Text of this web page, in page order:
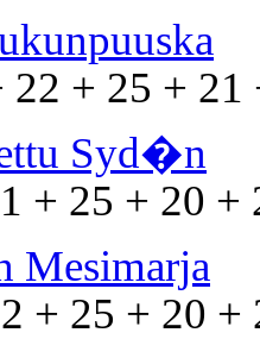
22 + 25 +
Syd�n
+ 25 + 20
Mesimarja
+ 25 + 20